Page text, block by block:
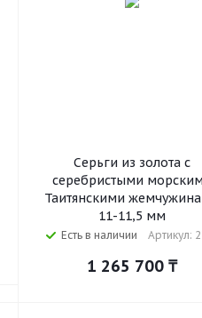
Серьги из золота с
серебристыми
Таитянскими
11-11,5 мм
Есть в наличии Артикул:
1 265 700₸